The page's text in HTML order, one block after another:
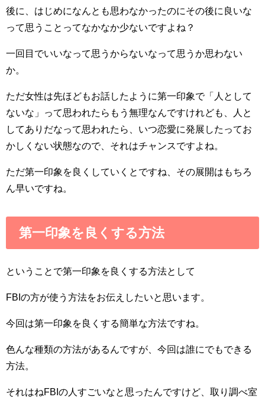
後に、はじめになんとも思わなかったのにその後に良いな
って思うことってなかなか少ないですよね？
一回目でいいなって思うからないなって思うか思わない
か。
ただ女性は先ほどもお話したように第一印象で「人として
ないな」って思われたらもう無理なんですけれども、人と
してありだなって思われたら、いつ恋愛に発展したってお
かしくない状態なので、それはチャンスですよね。
ただ第一印象を良くしていくとですね、その展開はもちろ
ん早いですね。
第一印象を良くする方法
ということで第一印象を良くする方法として
FBIの方が使う方法をお伝えしたいと思います。
今回は第一印象を良くする簡単な方法ですね。
色んな種類の方法があるんですが、今回は誰にでもできる
方法。
それはねFBIの人すごいなと思ったんですけど、取り調べ室